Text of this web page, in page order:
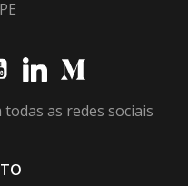
todas as redes sociais